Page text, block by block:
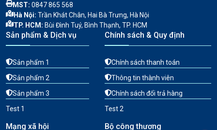
MST: 0847 865 568
Hà Nội: Trần Khát Chân, Hai Bà Trưng, Hà Nội
TP. HCM: Bùi Đình Tuý, Bình Thạnh, TP. HCM
Sản phẩm & Dịch vụ
Sản phẩm 1
Sản phẩm 2
Sản phẩm 3
Test 1
Chính sách & Quy định
Chính sách thanh toán
Thông tin thành viên
Chính sách đổi trả hàng
Test 2
Mạng xã hội Bộ công thương